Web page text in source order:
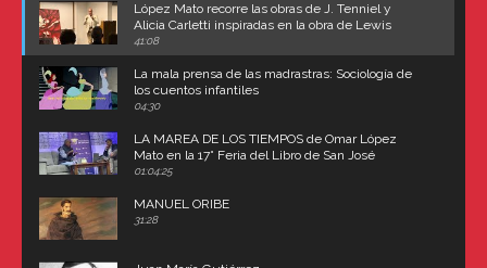
López Mato recorre las obras de J. Tenniel y
Alicia Carletti inspiradas en la obra de Lewis
Carroll
41:08
La mala prensa de las madrastras: Sociología de
los cuentos infantiles
04:30
LA MAREA DE LOS TIEMPOS de Omar López
Mato en la 17° Feria del Libro de San José
(Uruguay)
01:04:25
MANUEL ORIBE
31:28